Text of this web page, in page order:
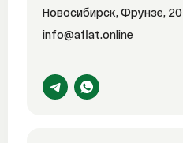
Новосибирск, Фрунзе, 20
info@aflat.online